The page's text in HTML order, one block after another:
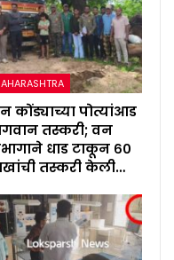
कोंड्याच्या पोत्यांआड
तस्करी; वन
धाड टाकून ६०
तस्करी केली…